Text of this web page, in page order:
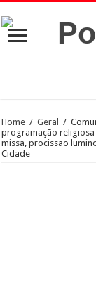
Home / Geral /
programação religiosa
missa, procissão
Cidade